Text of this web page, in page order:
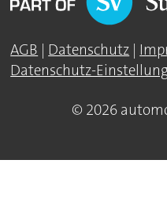
AGB | Datenschutz |
Datenschutz-
© 2026